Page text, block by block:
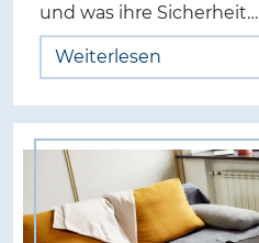
und was ihre Sicherheit…
Weiterlesen